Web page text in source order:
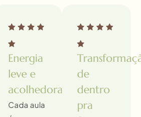
Energia
leve e
acolhedora.
Cada aula
de
dentro
pra